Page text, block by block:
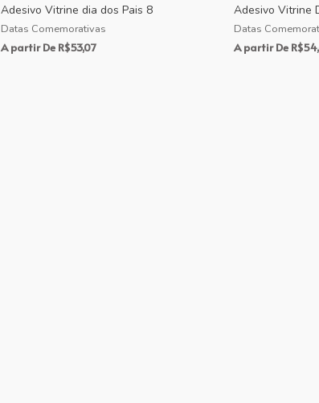
Adesivo Vitrine dia dos Pais 8
Datas Comemorativas
A partir De R$53,07
Adesivo Vitrine
Datas
A partir De R$